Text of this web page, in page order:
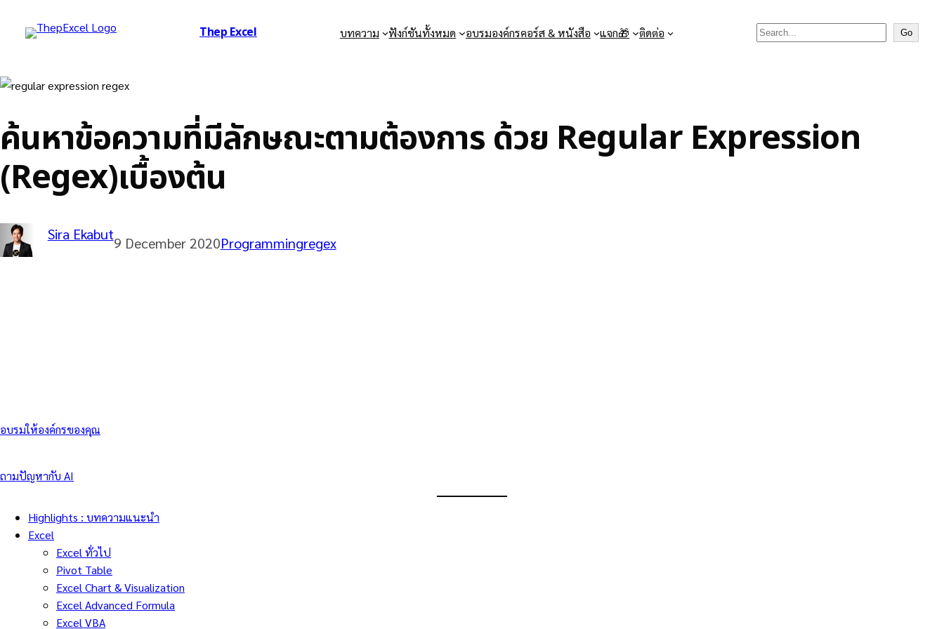
Thep Excel บทความ ฟังก์ชันทั้งหมด อบรมองค์กรคอร์ส & หนังสือ แจก🎁 ติดต่อ Search Go
ค้นหาข้อความที่มีลักษณะตามต้องการ ด้วย Regular Expression
(Regex)เบื้องต้น
Sira Ekabut9 December 2020Programmingregex
อบรมให้องค์กรของคุณ
ถามปัญหากับ AI
Highlights : บทความแนะนำ
Excel
Excel ทั่วไป
Pivot Table
Excel Chart & Visualization
Excel Advanced Formula
Excel VBA